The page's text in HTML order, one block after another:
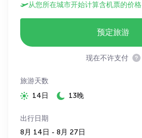
从您所在城市开始计算含机票的价格
预定旅游
现在不许支付
旅游天数
14日
13晚
出行日期
8月 14日 - 8月 27日